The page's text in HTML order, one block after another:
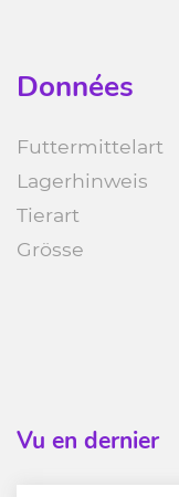
Données
Futtermittelart
Lagerhinweis
Tierart
Grösse
Vu en dernier